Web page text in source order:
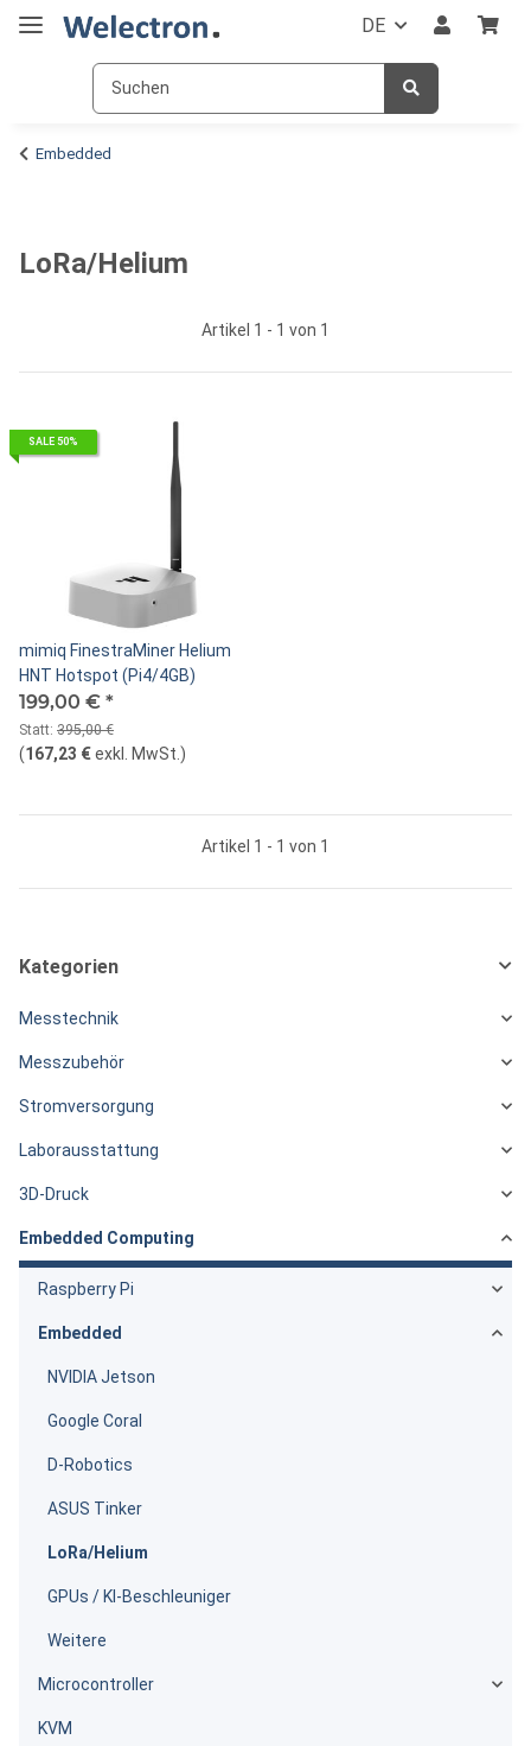
DE
Embedded
LoRa/Helium
Artikel 1 - 1 von 1
SALE 50%
mimiq FinestraMiner Helium
HNT Hotspot (Pi4/4GB)
199,00 € *
Statt: 395,00 €
(167,23 €exkl. MwSt. )
Artikel 1 - 1 von 1
Kategorien
Messtechnik
Messzubehör
Stromversorgung
Laborausstattung
3D-Druck
Embedded Computing
Raspberry Pi
Embedded
NVIDIA Jetson
Google Coral
D-Robotics
ASUS Tinker
LoRa/Helium
GPUs / KI-Beschleuniger
Weitere
Microcontroller
KVM